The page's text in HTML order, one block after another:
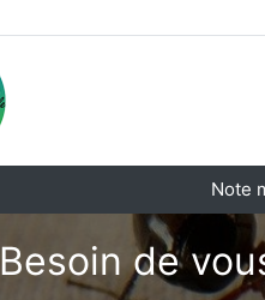
Note
Besoin de